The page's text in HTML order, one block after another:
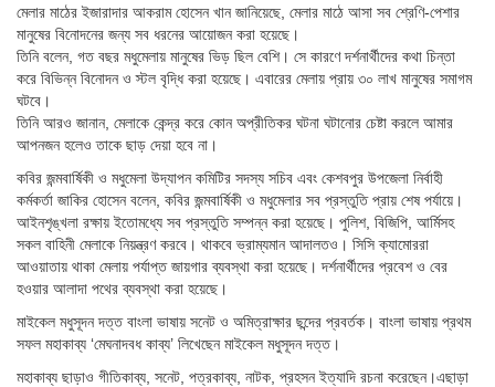
মেলার মাঠের ইজারাদার আকরাম হোসেন খান জানিয়েছে, মেলার মাঠে আসা সব শ্রেণি-পেশার
মানুষের বিনোদনের জন্য সব ধরনের আয়োজন করা হয়েছে।
তিনি বলেন, গত বছর মধুমেলায় মানুষের ভিড় ছিল বেশি। সে কারণে দর্শনার্থীদের কথা চিন্তা
করে বিভিন্ন বিনোদন ও স্টল বৃদ্ধি করা হয়েছে। এবারের মেলায় প্রায় ৩০ লাখ মানুষের সমাগম
ঘটবে।
তিনি আরও জানান, মেলাকে কেন্দ্র করে কোন অপ্রীতিকর ঘটনা ঘটানোর চেষ্টা করলে আমার
আপনজন হলেও তাকে ছাড় দেয়া হবে না।
কবির জন্মবার্ষিকী ও মধুমেলা উদ্‌যাপন কমিটির সদস্য সচিব এবং কেশবপুর উপজেলা নির্বাহী
কর্মকর্তা জাকির হোসেন বলেন, কবির জন্মবার্ষিকী ও মধুমেলার সব প্রস্তুতি প্রায় শেষ পর্যায়ে।
আইনশৃঙ্খলা রক্ষায় ইতোমধ্যে সব প্রস্তুতি সম্পন্ন করা হয়েছে। পুলিশ, বিজিপি, আর্মিসহ
সকল বাহিনী মেলাকে নিয়ন্ত্রণ করবে। থাকবে ভ্রাম্যমান আদালতও। সিসি ক্যামোররা
আওয়াতায় থাকা মেলায় পর্যাপ্ত জায়গার ব্যবস্থা করা হয়েছে। দর্শনার্থীদের প্রবেশ ও বের
হওয়ার আলাদা পথের ব্যবস্থা করা হয়েছে।
মাইকেল মধুসূদন দত্ত বাংলা ভাষায় সনেট ও অমিত্রাক্ষার ছন্দের প্রবর্তক। বাংলা ভাষায় প্রথম
সফল মহাকাব্য ‘মেঘনাদবধ কাব্য’ লিখেছেন মাইকেল মধুসূদন দত্ত।
মহাকাব্য ছাড়াও গীতিকাব্য, সনেট, পত্রকাব্য, নাটক, প্রহসন ইত্যাদি রচনা করেছেন।এছাড়া